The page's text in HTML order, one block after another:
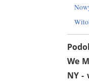
We
NY -